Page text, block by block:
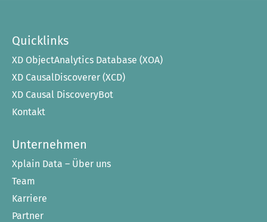
Quicklinks
XD ObjectAnalytics Database (XOA)
XD CausalDiscoverer (XCD)
XD Causal DiscoveryBot
Kontakt
Unternehmen
Xplain Data – Über uns
Team
Karriere
Partner